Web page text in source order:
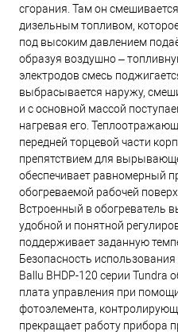
сгорания. Там он
дизельным топливом,
под высоким давлением
образуя воздушно –
электродов смесь
выбрасывается наружу,
и с основной массой
нагревая его.
передней торцевой части
препятствием для
обеспечивает равномерный
обогреваемой рабочей
Встроенный в обогреватель
удобной и понятной
поддерживает заданную
Безопасность
Ballu BHDP-120 серии Tundra
плата управления при
фотоэлемента,
прекращает работу прибора